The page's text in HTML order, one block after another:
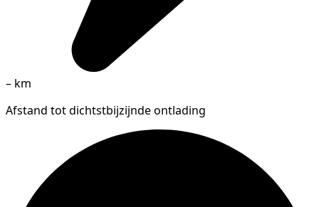
– km
Afstand tot dichtstbijzijnde ontlading